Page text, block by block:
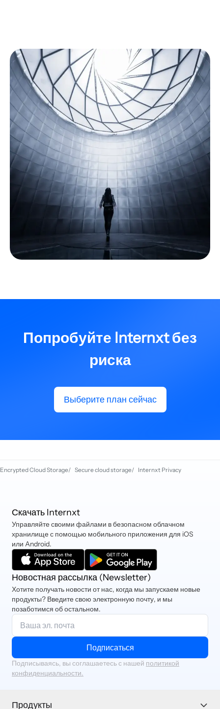
Попробуйте Internxt без
риска
Выберите план сейчас
Encrypted Cloud Storage/ Secure cloud storage/ Internxt Privacy
Скачать Internxt
Управляйте своими файлами в безопасном облачном
хранилище с помощью мобильного приложения для iOS
или Android.
Новостная рассылка (Newsletter)
Хотите получать новости от нас, когда мы запускаем новые
продукты? Введите свою электронную почту, и мы
позаботимся об остальном.
Подписаться
Подписываясь, вы соглашаетесь с нашей политикой
конфиденциальности.
Продукты